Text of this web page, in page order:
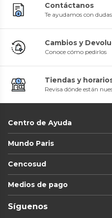
Contáctanos
Te ayudamos con
Cambios y
Conoce cómo pedirlos
Tiendas y
Revisa dónde están
Centro de Ayuda
Mundo Paris
Cencosud
Medios de pago
Síguenos